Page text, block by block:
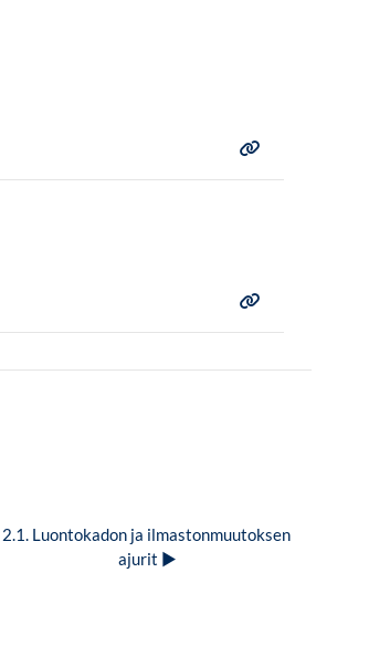
2.1. Luontokadon ja ilmastonmuutoksen
ajurit ▶︎